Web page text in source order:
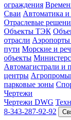
ограждения
Cваи Автоматика
Отраслевые
Объекты ТЭК
отрасли
пути Морские и
объекты
Автомагистрали и
центры
парковые зоны
Чертежи
Чертежи DWG
8-343-287-92-92